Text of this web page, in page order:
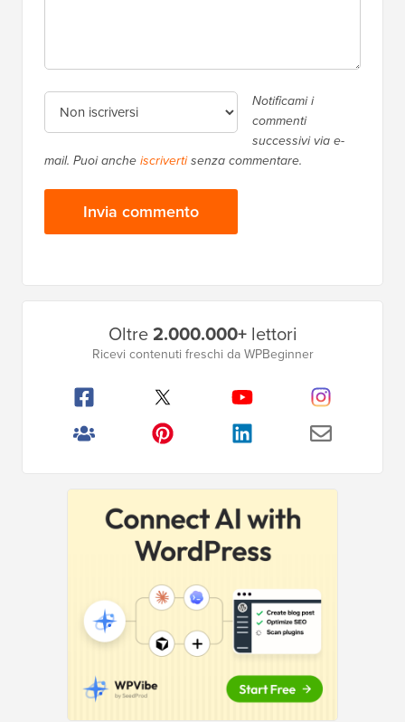
Notificami i
commenti
successivi via e-
mail. Puoi ancheiscrivertisenza commentare.
Oltre2.000.000+lettori
Ricevi contenuti freschi da WPBeginner